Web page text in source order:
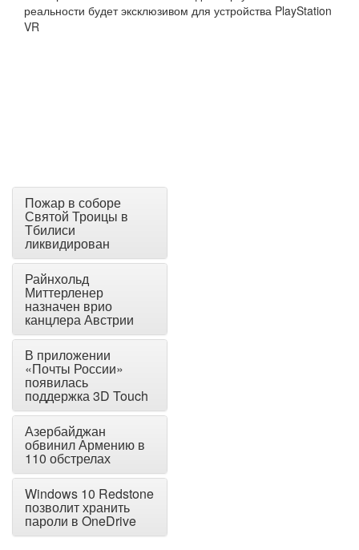
Пожар в соборе
Святой Троицы в
Тбилиси
ликвидирован
Райнхольд
Миттерленер
назначен врио
канцлера Австрии
В приложении
«Почты России»
появилась
поддержка 3D Touch
Азербайджан
обвинил Армению в
110 обстрелах
Windows 10 Redstone
позволит хранить
пароли в OneDrive